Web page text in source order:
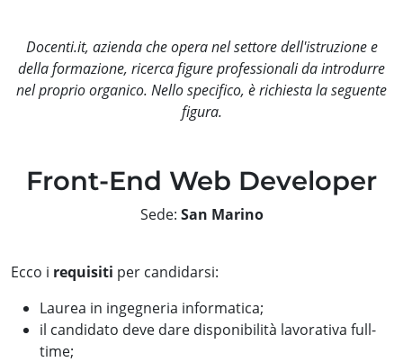
Docenti.it, azienda che opera nel settore dell'istruzione e
della formazione, ricerca figure professionali da introdurre
nel proprio organico. Nello specifico, è richiesta la seguente
figura.
Front-End Web Developer
Sede: San Marino
Ecco i requisiti per candidarsi:
Laurea in ingegneria informatica;
il candidato deve dare disponibilità lavorativa full-
time;